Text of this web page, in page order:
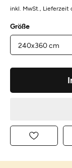
inkl. MwSt., Lieferzeit
Größe